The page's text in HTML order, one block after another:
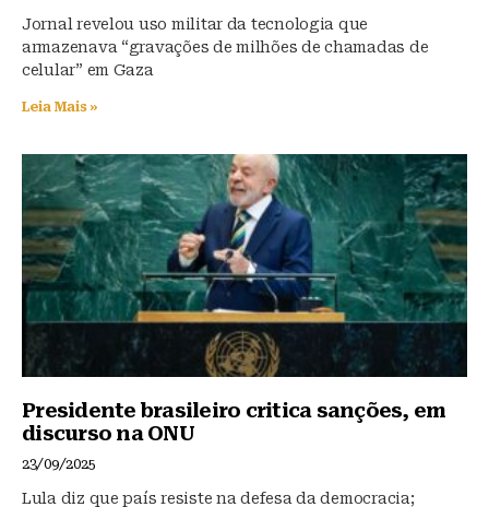
Jornal revelou uso militar da tecnologia que
armazenava “gravações de milhões de chamadas de
celular” em Gaza
Leia Mais »
Presidente brasileiro critica sanções, em
discurso na ONU
23/09/2025
Lula diz que país resiste na defesa da democracia;